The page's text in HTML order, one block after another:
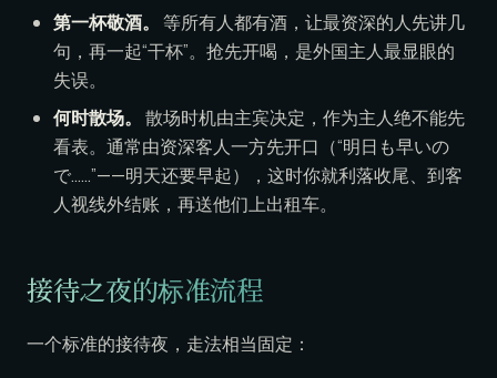
第一杯敬酒。 等所有人都有酒，让最资深的人先讲几
句，再一起“干杯”。抢先开喝，是外国主人最显眼的
失误。
何时散场。 散场时机由主宾决定，作为主人绝不能先
看表。通常由资深客人一方先开口（“明日も早いの
で……”——明天还要早起），这时你就利落收尾、到客
人视线外结账，再送他们上出租车。
接待之夜的标准流程
一个标准的接待夜，走法相当固定：